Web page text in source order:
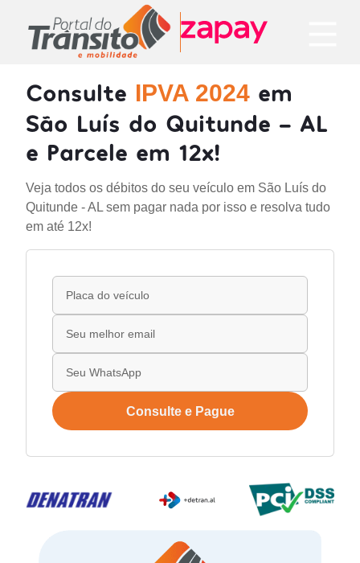
Consulte IPVA 2024 em
São Luís do Quitunde - AL
e Parcele em 12x!
Veja todos os débitos do seu veículo em São Luís do
Quitunde - AL sem pagar nada por isso e resolva tudo
em até 12x!
Consulte e Pague